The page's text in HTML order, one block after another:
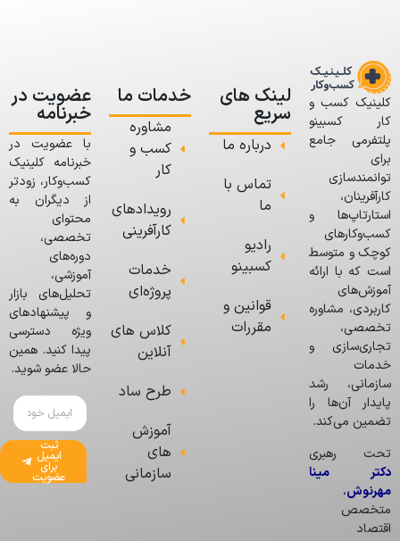
کلینیک کسب و
کار کسبینو
پلتفرمی جامع
برای
توانمندسازی
کارآفرینان،
استارتاپ‌ها و
کسب‌وکارهای
کوچک و متوسط
است که با ارائه
آموزش‌های
کاربردی، مشاوره
تخصصی،
تجاری‌سازی و
خدمات
سازمانی، رشد
پایدار آن‌ها را
تضمین می‌کند.
تحت رهبری
دکتر مینا
مهرنوش،
متخصص
اقتصاد
لینک های
سریع
درباره ما
تماس با
ما
رادیو
کسبینو
قوانین و
مقررات
خدمات ما
مشاوره
کسب و
کار
رویدادهای
کارآفرینی
خدمات
پروژه‌ای
کلاس های
آنلاین
طرح ساد
آموزش
های
سازمانی
عضویت در
خبرنامه
با عضویت در
خبرنامه کلینیک
کسب‌وکار، زودتر
از دیگران به
محتوای
تخصصی،
دوره‌های
آموزشی،
تحلیل‌های بازار
و پیشنهادهای
ویژه دسترسی
پیدا کنید. همین
حالا عضو شوید.
ثبت
ایمیل
برای
عضویت